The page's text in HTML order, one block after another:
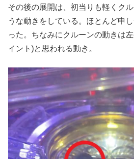
その後の展開は、初当りも軽くク
うな動きをしている。ほとんど申
った。ちなみにクルーンの動きは
イント)と思われる動き。